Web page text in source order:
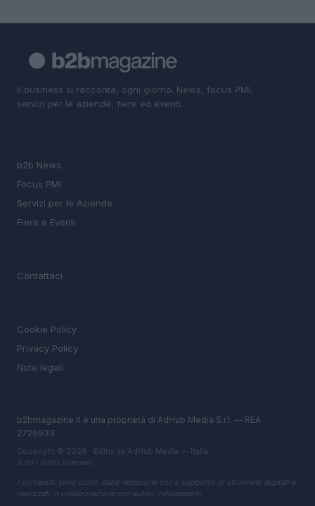
Il business si racconta, ogni giorno. News, focus PMI,
servizi per le aziende, fiere ed eventi.
b2b News
Focus PMI
Servizi per le Aziende
Fiere e Eventi
Contattaci
Cookie Policy
Privacy Policy
Note legali
b2bmagazine.it è una proprietà di AdHub Media S.r.l. — REA
2729933
Copyright © 2026 · Edito da AdHub Media — Italia
Tutti i diritti riservati
I contenuti sono curati dalla redazione con il supporto di strumenti digitali e
realizzati in collaborazione con autori indipendenti.